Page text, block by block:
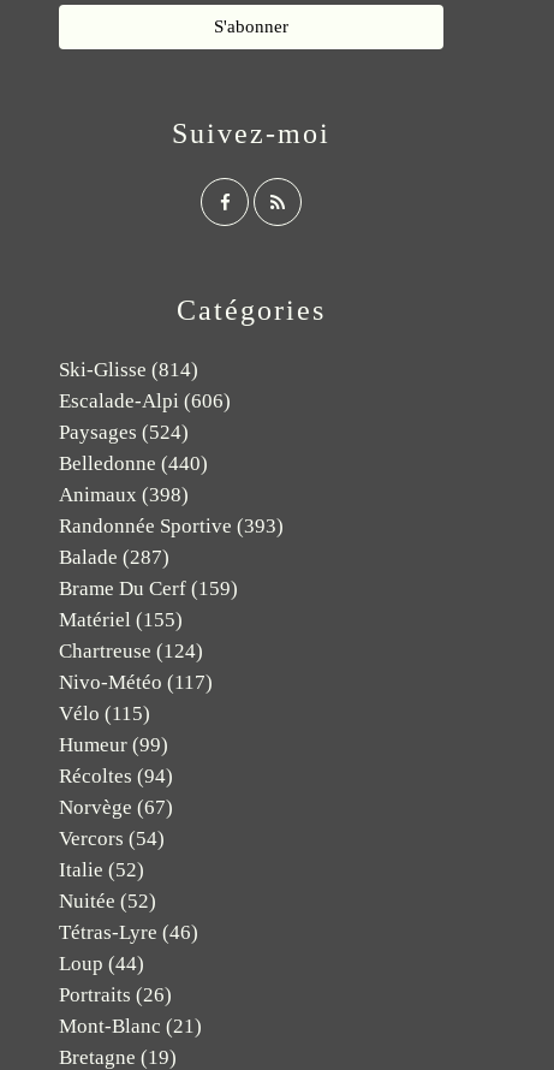
Catégories
Ski-Glisse (814)
Escalade-Alpi (606)
Paysages (524)
Belledonne (440)
Animaux (398)
Randonnée Sportive (393)
Balade (287)
Brame Du Cerf (159)
Matériel (155)
Chartreuse (124)
Nivo-Météo (117)
Vélo (115)
Humeur (99)
Récoltes (94)
Norvège (67)
Vercors (54)
Italie (52)
Nuitée (52)
Tétras-Lyre (46)
Loup (44)
Portraits (26)
Mont-Blanc (21)
Bretagne (19)
Suivez-moi